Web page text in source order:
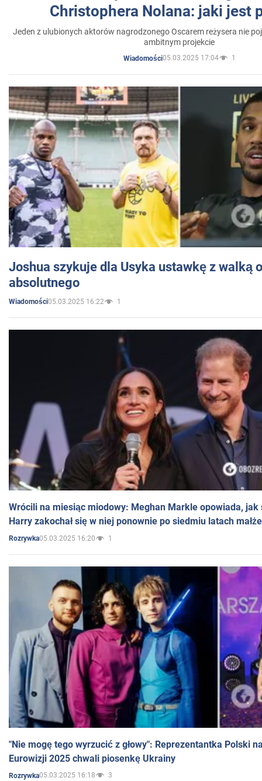
Christophera Nolana: jaki jest
Jeden z ulubionych aktorów nagrodzonego Oscarem reżysera nie
ambitnym projekcie
Wiadomości05.03.2025 17:04 1
Joshua szykuje dla Usyka ustawkę z walką
absolutnego
Wiadomości05.03.2025 16:22 1
Wrócili na miesiąc miodowy: Meghan Markle opowiada, jak
Harry zakochał się w niej ponownie po siedmiu latach
Rozrywka05.03.2025 16:20 1
"Nie mogę tego wyrzucić z głowy": Reprezentantka Polski
Eurowizji 2025 chwali piosenkę Ukrainy
Rozrywka05.03.2025 16:18 3